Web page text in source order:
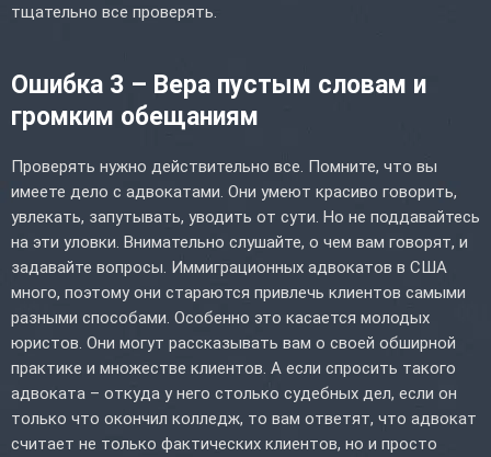
тщательно все проверять.
Ошибка 3 – Вера пустым словам и
громким обещаниям
Проверять нужно действительно все. Помните, что вы
имеете дело с адвокатами. Они умеют красиво говорить,
увлекать, запутывать, уводить от сути. Но не поддавайтесь
на эти уловки. Внимательно слушайте, о чем вам говорят, и
задавайте вопросы. Иммиграционных адвокатов в США
много, поэтому они стараются привлечь клиентов самыми
разными способами. Особенно это касается молодых
юристов. Они могут рассказывать вам о своей обширной
практике и множестве клиентов. А если спросить такого
адвоката – откуда у него столько судебных дел, если он
только что окончил колледж, то вам ответят, что адвокат
считает не только фактических клиентов, но и просто